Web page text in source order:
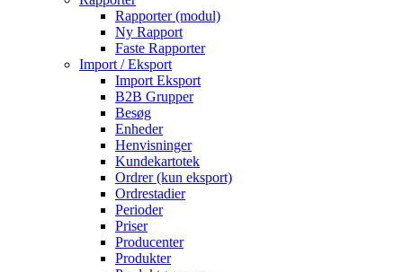
Rapporter (modul)
Ny Rapport
Faste Rapporter
Import / Eksport
Import Eksport
B2B Grupper
Besøg
Enheder
Henvisninger
Kundekartotek
Ordrer (kun eksport)
Ordrestadier
Perioder
Priser
Producenter
Produkter